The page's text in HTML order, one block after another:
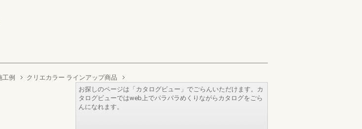
工例 クリエカラー ラインアップ商品
お探しのページは「カタログビュー」でごらんいただけます。カ
タログビューではweb上でパラパラめくりながらカタログをごら
んになれます。